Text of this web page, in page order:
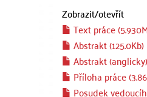
Zobrazit/otevřít
Text práce
Abstrakt (125.0Kb)
Abstrakt
Příloha práce
Posudek